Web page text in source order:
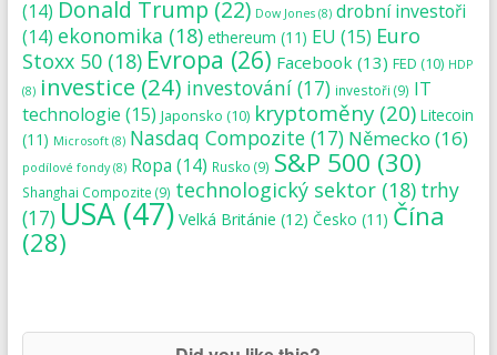
(14) Donald Trump (22) Dow Jones(8) drobní investoři
(14) ekonomika (18) ethereum (11) EU (15) Euro
Stoxx 50(18) Evropa (26) Facebook (13) FED (10) HDP
(8) investice (24) investování(17) investoři (9) IT
technologie (15) Japonsko (10) kryptoměny(20) Litecoin
(11) Microsoft(8) Nasdaq Compozite(17) Německo (16)
podílové fondy(8) Ropa (14) Rusko (9) S&P 500 (30)
Shanghai Compozite (9) technologický sektor(18) trhy
(17)USA(47) Velká Británie (12) Česko (11) Čína
(28)